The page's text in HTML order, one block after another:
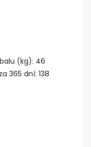
(kg): 46
365 dní: 138